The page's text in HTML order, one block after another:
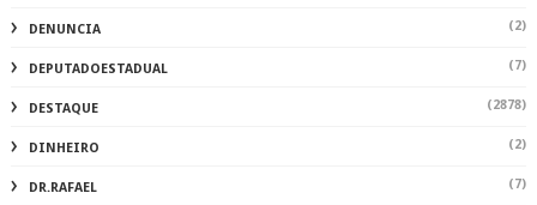
DENUNCIA (2)
DEPUTADOESTADUAL (7)
DESTAQUE (2878)
DINHEIRO (2)
DR.RAFAEL (7)